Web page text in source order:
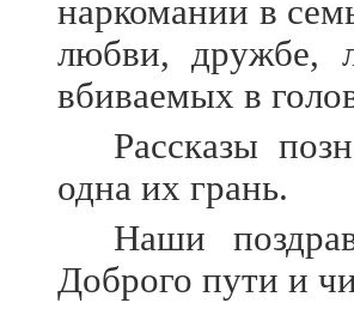
наркомании в
любви, дружбе,
вбиваемых в
Рассказы
одна их грань.
Наши
Доброго пути и